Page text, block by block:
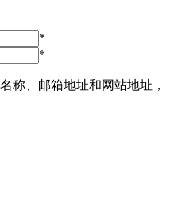
*
*
称、邮箱地址和网站地址，